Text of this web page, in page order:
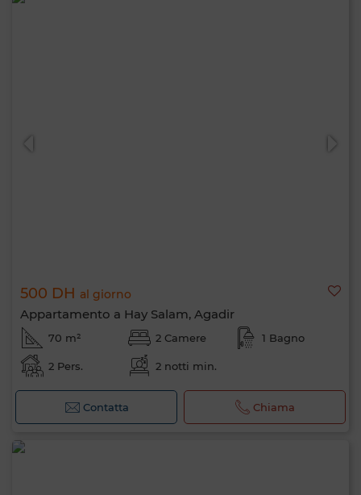
500 DH al giorno
Appartamento a Hay Salam, Agadir
70 m² 2 Camere 1 Bagno
2 Pers. 2 notti min.
Contatta Chiama